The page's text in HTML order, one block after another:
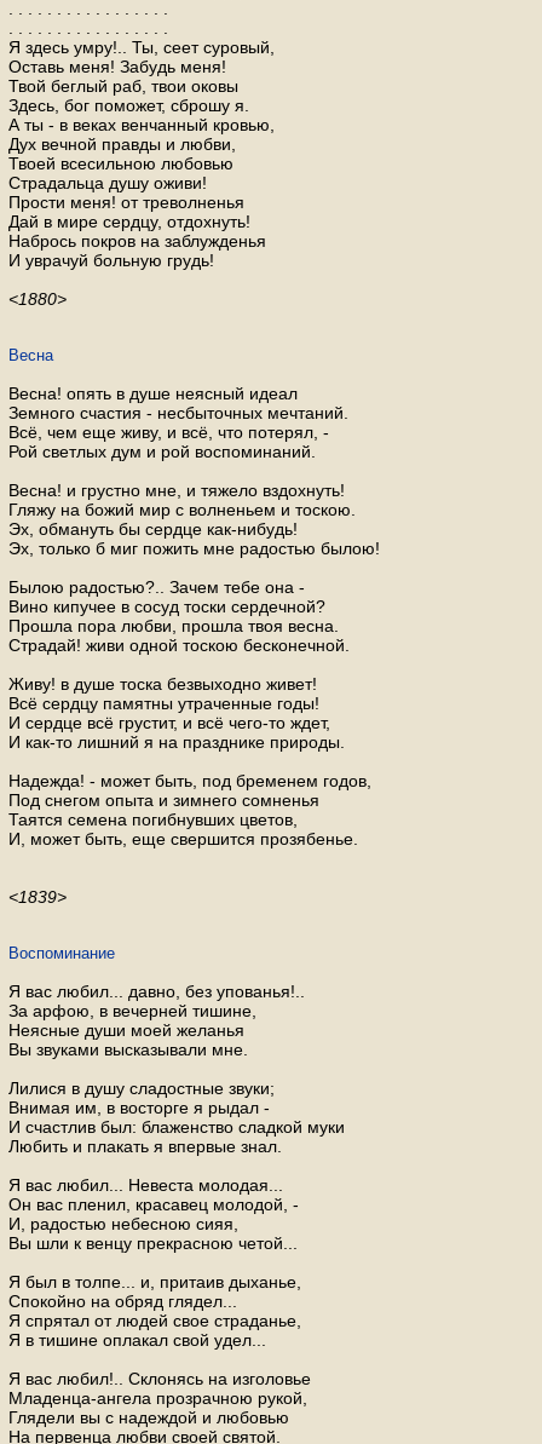
Я здесь умру!.. Ты, сеет суровый,
Оставь меня! Забудь меня!
Твой беглый раб, твои оковы
Здесь, бог поможет, сброшу я.
А ты - в веках венчанный кровью,
Дух вечной правды и любви,
Твоей всесильною любовью
Страдальца душу оживи!
Прости меня! от треволненья
Дай в мире сердцу, отдохнуть!
Набрось покров на заблужденья
И уврачуй больную грудь!
<1880>
Весна
Весна! опять в душе неясный идеал
Земного счастия - несбыточных мечтаний.
Всё, чем еще живу, и всё, что потерял, -
Рой светлых дум и рой воспоминаний.
Весна! и грустно мне, и тяжело вздохнуть!
Гляжу на божий мир с волненьем и тоскою.
Эх, обмануть бы сердце как-нибудь!
Эх, только б миг пожить мне радостью былою!
Былою радостью?.. Зачем тебе она -
Вино кипучее в сосуд тоски сердечной?
Прошла пора любви, прошла твоя весна.
Страдай! живи одной тоскою бесконечной.
Живу! в душе тоска безвыходно живет!
Всё сердцу памятны утраченные годы!
И сердце всё грустит, и всё чего-то ждет,
И как-то лишний я на празднике природы.
Надежда! - может быть, под бременем годов,
Под снегом опыта и зимнего сомненья
Таятся семена погибнувших цветов,
И, может быть, еще свершится прозябенье.
<1839>
Воспоминание
Я вас любил... давно, без упованья!..
За арфою, в вечерней тишине,
Неясные души моей желанья
Вы звуками высказывали мне.
Лилися в душу сладостные звуки;
Внимая им, в восторге я рыдал -
И счастлив был: блаженство сладкой муки
Любить и плакать я впервые знал.
Я вас любил... Невеста молодая...
Он вас пленил, красавец молодой, -
И, радостью небесною сияя,
Вы шли к венцу прекрасною четой...
Я был в толпе... и, притаив дыханье,
Спокойно на обряд глядел...
Я спрятал от людей свое страданье,
Я в тишине оплакал свой удел...
Я вас любил!.. Склонясь на изголовье
Младенца-ангела прозрачною рукой,
Глядели вы с надеждой и любовью
На первенца любви своей святой.